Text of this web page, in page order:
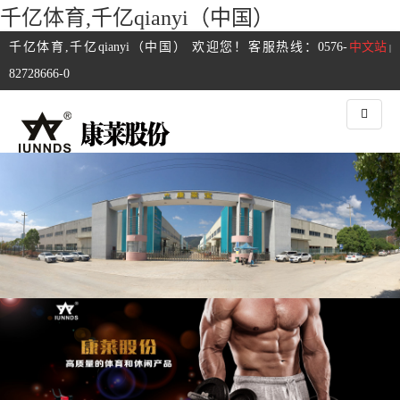
千亿体育,千亿qianyi（中国）
中文站 |
千亿体育,千亿qianyi（中国） 欢迎您！客服热线：0576-
82728666-0